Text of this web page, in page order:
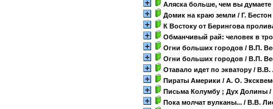
Аляска больше, чем вы думаете
Домик на краю земли / Г. Бестон
К Востоку от Берингова
Обманчивый рай: человек в
Огни больших городов / В.П.
Огни больших городов / В.П.
Отавало идет по экватору / В.В.
Пираты Америки / А. О.
Письма Колумбу ; Дух Долины /
Пока молчат вулканы... / В.В.